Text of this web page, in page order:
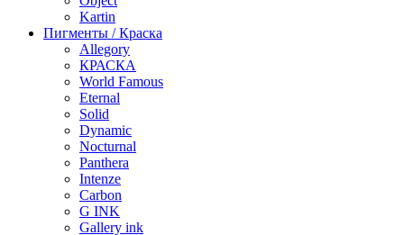
Kartin
Пигменты / Краска
Allegory
КРАСКА
World Famous
Eternal
Solid
Dynamic
Nocturnal
Panthera
Intenze
Carbon
G INK
Gallery ink